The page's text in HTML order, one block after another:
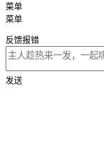
菜单
菜单
反馈报错
发送